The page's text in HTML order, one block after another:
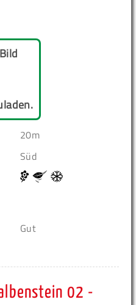
20m
Süd
Gut
02 -